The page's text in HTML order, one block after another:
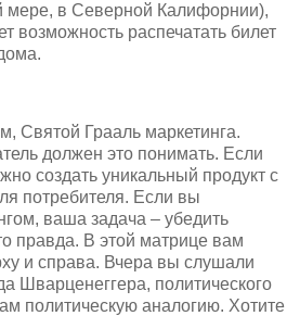
мере, в Северной Калифорнии),
возможность распечатать билет
Святой Грааль маркетинга.
должен это понимать. Если
создать уникальный продукт с
потребителя. Если вы
ваша задача – убедить
правда. В этой матрице вам
и справа. Вчера вы слушали
Шварценеггера, политического
политическую аналогию. Хотите